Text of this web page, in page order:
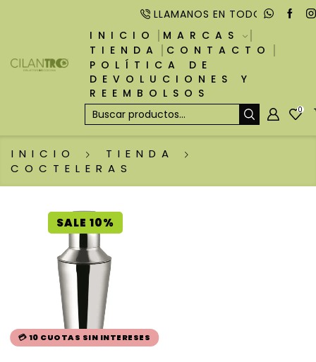
LLAMANOS EN TODO
INICIO
MARCAS
TIENDA
CONTACTO
POLÍTICA DE
DEVOLUCIONES Y
REEMBOLSOS
0
INICIO
TIENDA
COCTELERAS
SALE 10%
💳 10 CUOTAS SIN INTERESES